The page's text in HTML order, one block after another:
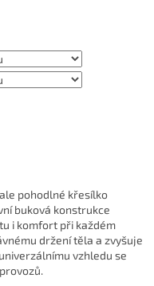
pohodlné křesílko
buková konstrukce
i komfort při každém
držení těla a zvyšuje
vzhledu se